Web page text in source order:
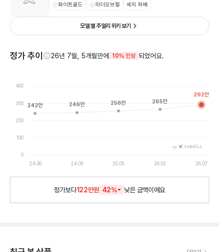
화이트골드 마더오브펄 세미 파베
모델 별 주얼리 위키 보기
정가 추이 26년 7월, 5개월만에 10% 인상 되었어요.
0
100
200
300
400
24.06 24.09 25.05 26.02 26.07
by
242만 246만 256만 265만
292만
정가보다122만원 42% 낮은금액이에요